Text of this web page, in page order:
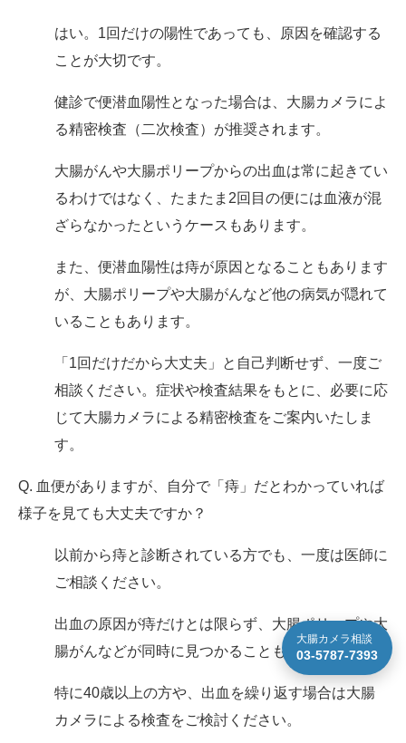
はい。1回だけの陽性であっても、原因を確認する
ことが大切です。
健診で便潜血陽性となった場合は、大腸カメラによ
る精密検査（二次検査）が推奨されます。
大腸がんや大腸ポリープからの出血は常に起きてい
るわけではなく、たまたま2回目の便には血液が混
ざらなかったというケースもあります。
また、便潜血陽性は痔が原因となることもあります
が、大腸ポリープや大腸がんなど他の病気が隠れて
いることもあります。
「1回だけだから大丈夫」と自己判断せず、一度ご
相談ください。症状や検査結果をもとに、必要に応
じて大腸カメラによる精密検査をご案内いたしま
す。
Q. 血便がありますが、自分で「痔」だとわかっていれば
様子を見ても大丈夫ですか？
以前から痔と診断されている方でも、一度は医師に
ご相談ください。
出血の原因が痔だけとは限らず、大腸ポリープや大
腸がんなどが同時に見つかることもあります。
特に40歳以上の方や、出血を繰り返す場合は大腸
カメラによる検査をご検討ください。
大腸カメラ相談
03-5787-7393